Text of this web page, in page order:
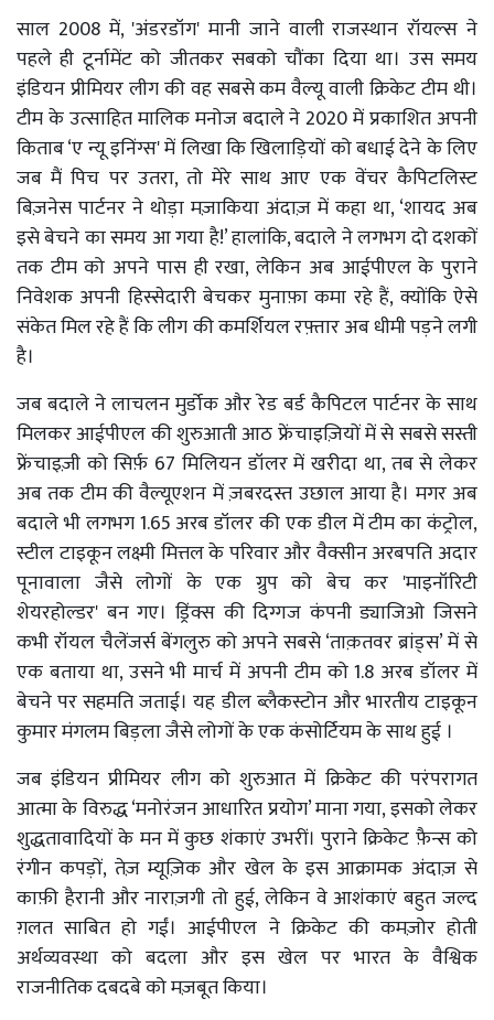
साल 2008 में, 'अंडरडॉग' मानी जाने वाली राजस्थान रॉयल्स ने
पहले ही टूर्नामेंट को जीतकर सबको चौंका दिया था। उस समय
इंडियन प्रीमियर लीग की वह सबसे कम वैल्यू वाली क्रिकेट टीम थी।
टीम के उत्साहित मालिक मनोज बदाले ने 2020 में प्रकाशित अपनी
किताब ‘ए न्यू इनिंग्स' में लिखा कि खिलाड़ियों को बधाई देने के लिए
जब मैं पिच पर उतरा, तो मेरे साथ आए एक वेंचर कैपिटलिस्ट
बिज़नेस पार्टनर ने थोड़ा मज़ाकिया अंदाज़ में कहा था, ‘शायद अब
इसे बेचने का समय आ गया है!’ हालांकि, बदाले ने लगभग दो दशकों
तक टीम को अपने पास ही रखा, लेकिन अब आईपीएल के पुराने
निवेशक अपनी हिस्सेदारी बेचकर मुनाफ़ा कमा रहे हैं, क्योंकि ऐसे
संकेत मिल रहे हैं कि लीग की कमर्शियल रफ़्तार अब धीमी पड़ने लगी
है।
जब बदाले ने लाचलन मुर्डोक और रेड बर्ड कैपिटल पार्टनर के साथ
मिलकर आईपीएल की शुरुआती आठ फ्रेंचाइज़ियों में से सबसे सस्ती
फ्रेंचाइज़ी को सिर्फ़ 67 मिलियन डॉलर में खरीदा था, तब से लेकर
अब तक टीम की वैल्यूएशन में ज़बरदस्त उछाल आया है। मगर अब
बदाले भी लगभग 1.65 अरब डॉलर की एक डील में टीम का कंट्रोल,
स्टील टाइकून लक्ष्मी मित्तल के परिवार और वैक्सीन अरबपति अदार
पूनावाला जैसे लोगों के एक ग्रुप को बेच कर 'माइनॉरिटी
शेयरहोल्डर' बन गए। ड्रिंक्स की दिग्गज कंपनी ड्याजिओ जिसने
कभी रॉयल चैलेंजर्स बेंगलुरु को अपने सबसे ‘ताक़तवर ब्रांड्स’ में से
एक बताया था, उसने भी मार्च में अपनी टीम को 1.8 अरब डॉलर में
बेचने पर सहमति जताई। यह डील ब्लैकस्टोन और भारतीय टाइकून
कुमार मंगलम बिड़ला जैसे लोगों के एक कंसोर्टियम के साथ हुई ।
जब इंडियन प्रीमियर लीग को शुरुआत में क्रिकेट की परंपरागत
आत्मा के विरुद्ध ‘मनोरंजन आधारित प्रयोग’ माना गया, इसको लेकर
शुद्धतावादियों के मन में कुछ शंकाएं उभरीं। पुराने क्रिकेट फ़ैन्स को
रंगीन कपड़ों, तेज़ म्यूज़िक और खेल के इस आक्रामक अंदाज़ से
काफ़ी हैरानी और नाराज़गी तो हुई, लेकिन वे आशंकाएं बहुत जल्द
ग़लत साबित हो गईं। आईपीएल ने क्रिकेट की कमज़ोर होती
अर्थव्यवस्था को बदला और इस खेल पर भारत के वैश्विक
राजनीतिक दबदबे को मज़बूत किया।